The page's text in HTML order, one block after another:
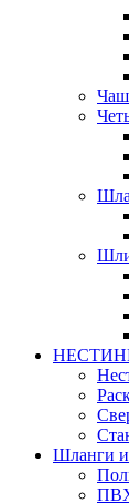
НЕСТИНГ
Шланги и